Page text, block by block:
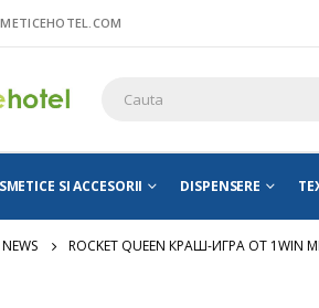
SI ACCESORII DISPENSERE
NEWS ROCKET QUEEN КРАШ-ИГРА ОТ